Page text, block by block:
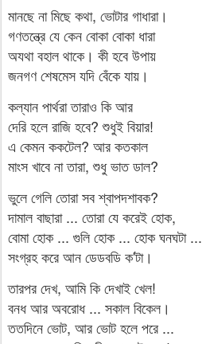
মানছে না মিছে কথা, ভোটার গাধারা।
গণতন্ত্রে যে কেন বোকা বোকা ধারা
অযথা বহাল থাকে। কী হবে উপায়
জনগণ শেষমেস যদি বেঁকে যায়।
কল্যান পার্থরা তারাও কি আর
দেরি হলে রাজি হবে? শুধুই বিয়ার!
এ কেমন ককটেল? আর কতকাল
মাংস খাবে না তারা, শুধু ভাত ডাল?
ভুলে গেলি তোরা সব শ্বাপদশাবক?
দামাল বাছারা ... তোরা যে করেই হোক,
বোমা হোক ... গুলি হোক ... হোক ঘনঘটা ...
সংগ্রহ করে আন ডেডবডি ক'টা।
তারপর দেখ, আমি কি দেখাই খেল!
বনধ আর অবরোধ ... সকাল বিকেল।
ততদিনে ভোট, আর ভোট হলে পরে ...